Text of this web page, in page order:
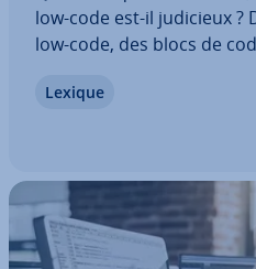
low-code est-il judicieux ?
low-code, des blocs de
low-code se prête très
Lexique